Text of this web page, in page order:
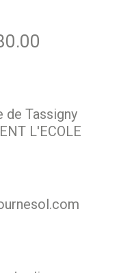
de Tassigny
L'ECOLE